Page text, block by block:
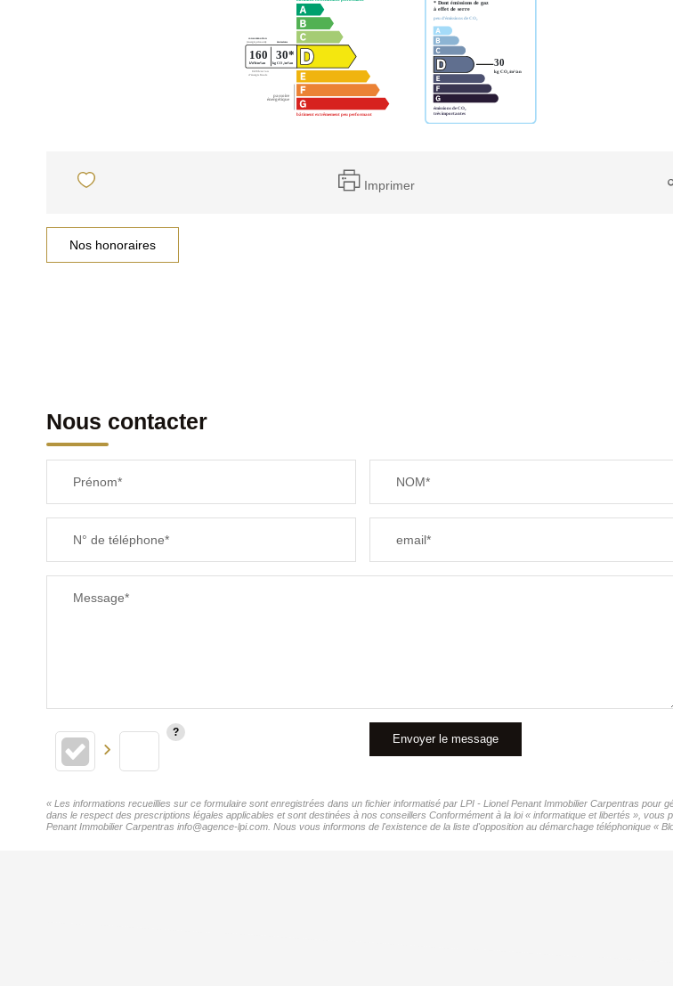
Imprimer
Nos honoraires
Nous contacter
Prénom* NOM*
N° de téléphone* email*
Message*
Envoyer le message
« Les informations recueillies sur ce formulaire sont enregistrées dans un fichier informatisé par LPI - Lionel Penant Immobilier Carpentras
dans le respect des prescriptions légales applicables et sont destinées à nos conseillers Conformément à la loi « informatique et libertés »,
Penant Immobilier Carpentras info@agence-lpi.com. Nous vous informons de l'existence de la liste d'opposition au démarchage téléphonique «